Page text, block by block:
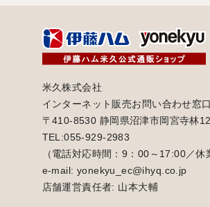
米久株式会社
インターネット販売お問い合わせ窓口
〒410-8530 静岡県沼津市岡宮寺林
TEL:055-929-2983
（電話対応時間：9：00～17:00／休
e-mail: yonekyu_ec@ihyq.co.jp
店舗運営責任者: 山本大輔